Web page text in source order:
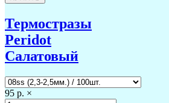
Термостразы
Peridot
Салатовый
95 р. ×